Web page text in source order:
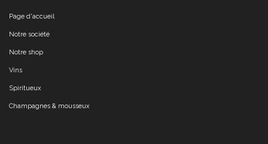
Page d'accueil
Notre société
Notre shop
Vins
Spiritueux
Champagnes & mousseux